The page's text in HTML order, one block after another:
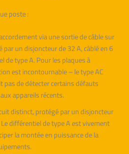
poste :
via une sortie de câble sur
un disjoncteur de 32 A, câblé en 6
de type A. Pour les plaques à
est incontournable – le type AC
pas de détecter certains défauts
appareils récents.
distinct, protégé par un disjoncteur
Le différentiel de type A est vivement
la montée en puissance de la